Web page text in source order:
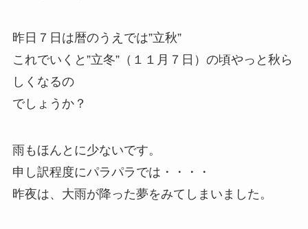
昨日７日は暦のうえでは”立秋”
これでいくと”立冬”（１１月７日）の頃やっと秋ら
しくなるの
でしょうか？
雨もほんとに少ないです。
申し訳程度にパラパラでは・・・・
昨夜は、大雨が降った夢をみてしまいました。